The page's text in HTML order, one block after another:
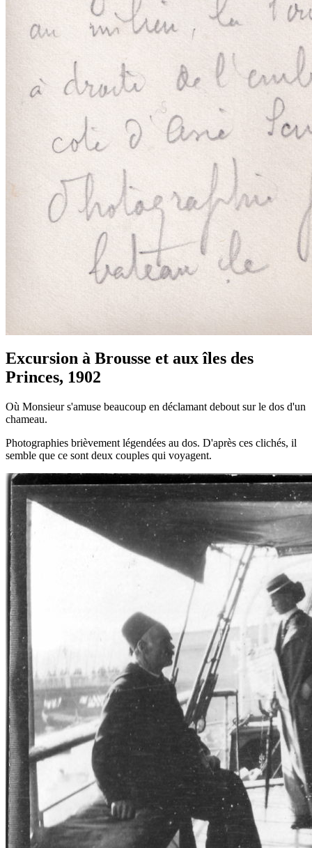
Excursion à Brousse et aux îles des
Princes, 1902
Où Monsieur s'amuse beaucoup en déclamant debout sur le dos d'un
chameau.
Photographies brièvement légendées au dos. D'après ces clichés, il
semble que ce sont deux couples qui voyagent.